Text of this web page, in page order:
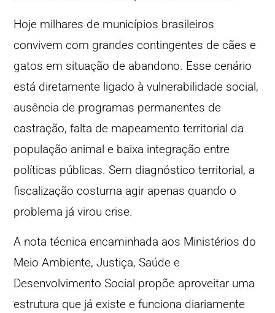
Hoje milhares de municípios brasileiros
convivem com grandes contingentes de cães e
gatos em situação de abandono. Esse cenário
está diretamente ligado à vulnerabilidade social,
ausência de programas permanentes de
castração, falta de mapeamento territorial da
população animal e baixa integração entre
políticas públicas. Sem diagnóstico territorial, a
fiscalização costuma agir apenas quando o
problema já virou crise.
A nota técnica encaminhada aos Ministérios do
Meio Ambiente, Justiça, Saúde e
Desenvolvimento Social propõe aproveitar uma
estrutura que já existe e funciona diariamente